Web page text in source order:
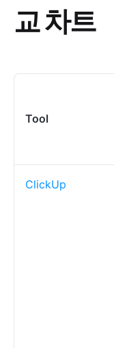
교 차트
Tool
ClickUp